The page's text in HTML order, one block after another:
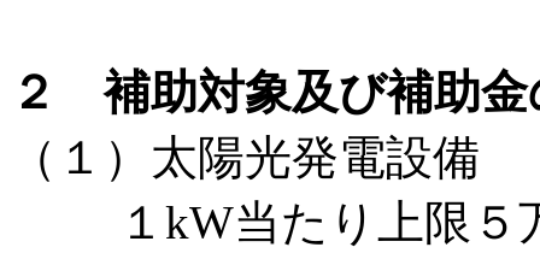
２ 補助対象及び補助
（１）太陽光発電設備
１kW当たり上限５